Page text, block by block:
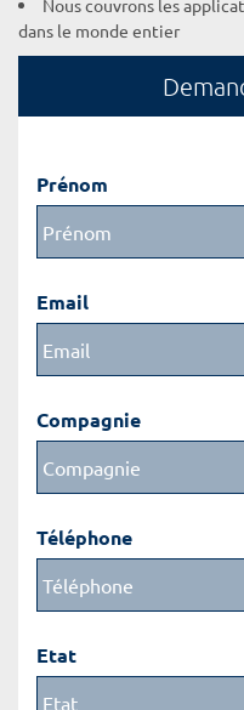
Nous couvrons les
dans le monde entier
Prénom
Email
Compagnie
Téléphone
Etat